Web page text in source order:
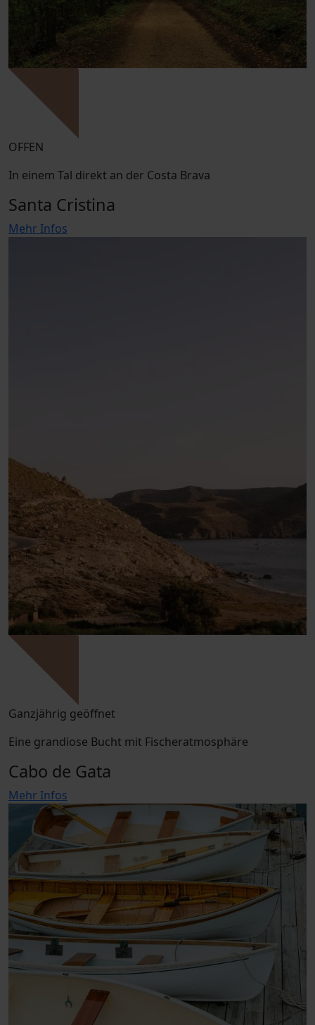
OFFEN
In einem Tal direkt an der Costa Brava
Santa Cristina
Mehr Infos
Ganzjährig geöffnet
Eine grandiose Bucht mit Fischeratmosphäre
Cabo de Gata
Mehr Infos